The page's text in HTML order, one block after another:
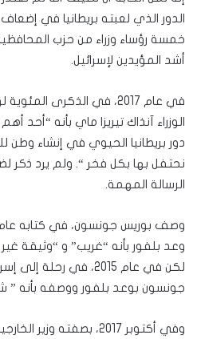
الدور الذي لعبته بريطانيا في
خمسة رؤساء وزراء من حزب
أشد المؤيدين لإسرائيل.
في عام 2017، في الذكرى
الوزراء آنذاك تيريزا ماي بأنه “أحد
دور بريطانيا الحيوي في إنشاء
نحتفل بها بكل فخر “. ولم يرد ذكر
الرسالة المهمة.
وعد بلفور بأنه “غريب” و “وثيقة
لكن في عام 2015، في
جونسون بوعد بلفور ووصفه بأنه
وفي أكتوبر 2017، بصفته